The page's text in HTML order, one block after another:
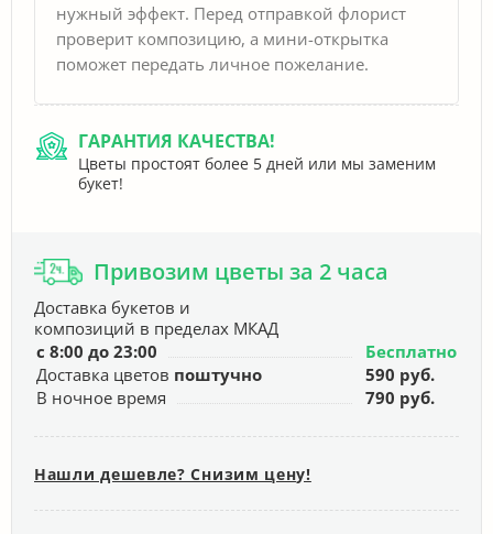
нужный эффект. Перед отправкой флорист
проверит композицию, а мини-открытка
поможет передать личное пожелание.
ГАРАНТИЯ КАЧЕСТВА!
Цветы простоят более 5 дней или мы заменим
букет!
Привозим цветы за 2 часа
Доставка букетов и
композиций в пределах МКАД
с 8:00 до 23:00
Бесплатно
Доставка цветов поштучно
590 руб.
В ночное время
790 руб.
Нашли дешевле? Снизим цену!